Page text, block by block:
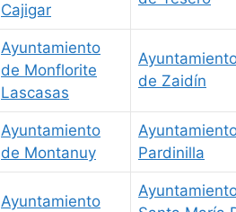
Cajigar
Ayuntamiento
de Monflorite
Lascasas
de Zaidín
Ayuntamiento
de Montanuy
Pardinilla
Ayuntamiento